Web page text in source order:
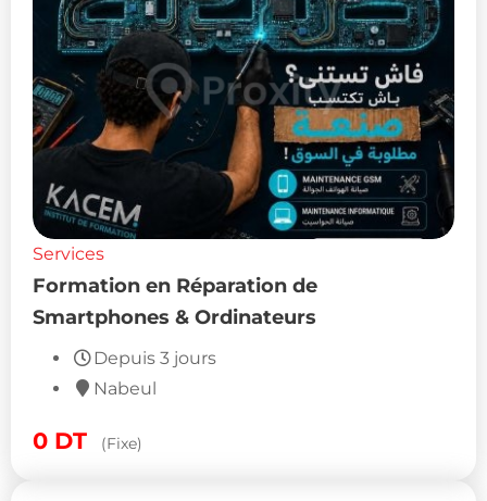
Services
Formation en Réparation de
Smartphones & Ordinateurs
Depuis 3 jours
Nabeul
0 DT (Fixe)